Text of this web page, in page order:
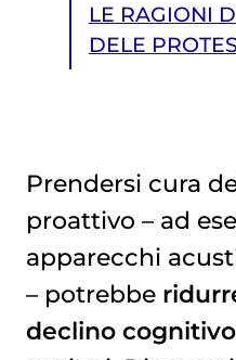
LE RAGIONI
DELE
Prendersi cura
proattivo – ad
apparecchi
– potrebbe
declino cognitivo